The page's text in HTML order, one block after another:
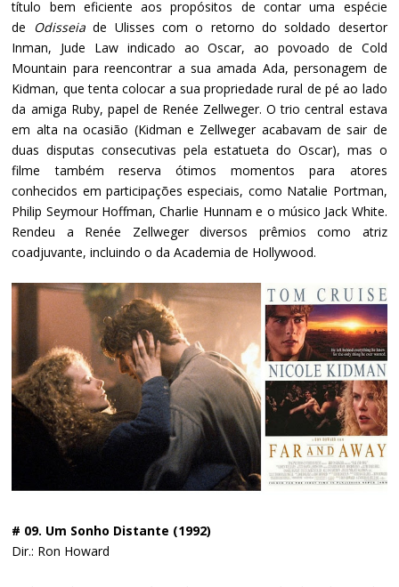
título bem eficiente aos propósitos de contar uma espécie
de Odisseiade Ulisses com o retorno do soldado desertor
Inman, Jude Law indicado ao Oscar, ao povoado de Cold
Mountain para reencontrar a sua amada Ada, personagem de
Kidman, que tenta colocar a sua propriedade rural de pé ao lado
da amiga Ruby, papel de Renée Zellweger. O trio central estava
em alta na ocasião (Kidman e Zellweger acabavam de sair de
duas disputas consecutivas pela estatueta do Oscar), mas o
filme também reserva ótimos momentos para atores
conhecidos em participações especiais, como Natalie Portman,
Philip Seymour Hoffman, Charlie Hunnam e o músico Jack White.
Rendeu a Renée Zellweger diversos prêmios como atriz
coadjuvante, incluindo o da Academia de Hollywood.
# 09. Um Sonho Distante (1992)
Dir.: Ron Howard